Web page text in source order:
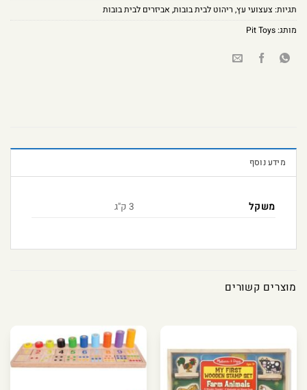
תגיות: צעצועי עץ, ריהוט לבית בובות, אביזרים לבית בובות
מותג:Pit Toys
מידע נוסף
משקל 3 ק"ג
מוצרים קשורים